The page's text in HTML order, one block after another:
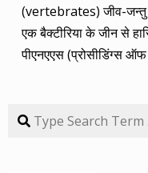
(vertebrates) जीव-जन्तु
एक बैक्टीरिया के जीन से
पीएनएएस (प्रोसीडिंग्स
Search